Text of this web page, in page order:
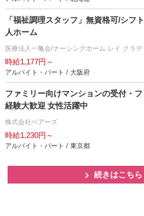
「福祉調理スタッフ」無資格可/シフ
人ホーム
医療法人一亀会/ナーシングホーム レイ クラデ
時給1,177円～
アルバイト・パート / 大阪府
ファミリー向けマンションの受付・
経験大歓迎 女性活躍中
株式会社ベアーズ
時給1,230円～
アルバイト・パート / 東京都
続きはこちら